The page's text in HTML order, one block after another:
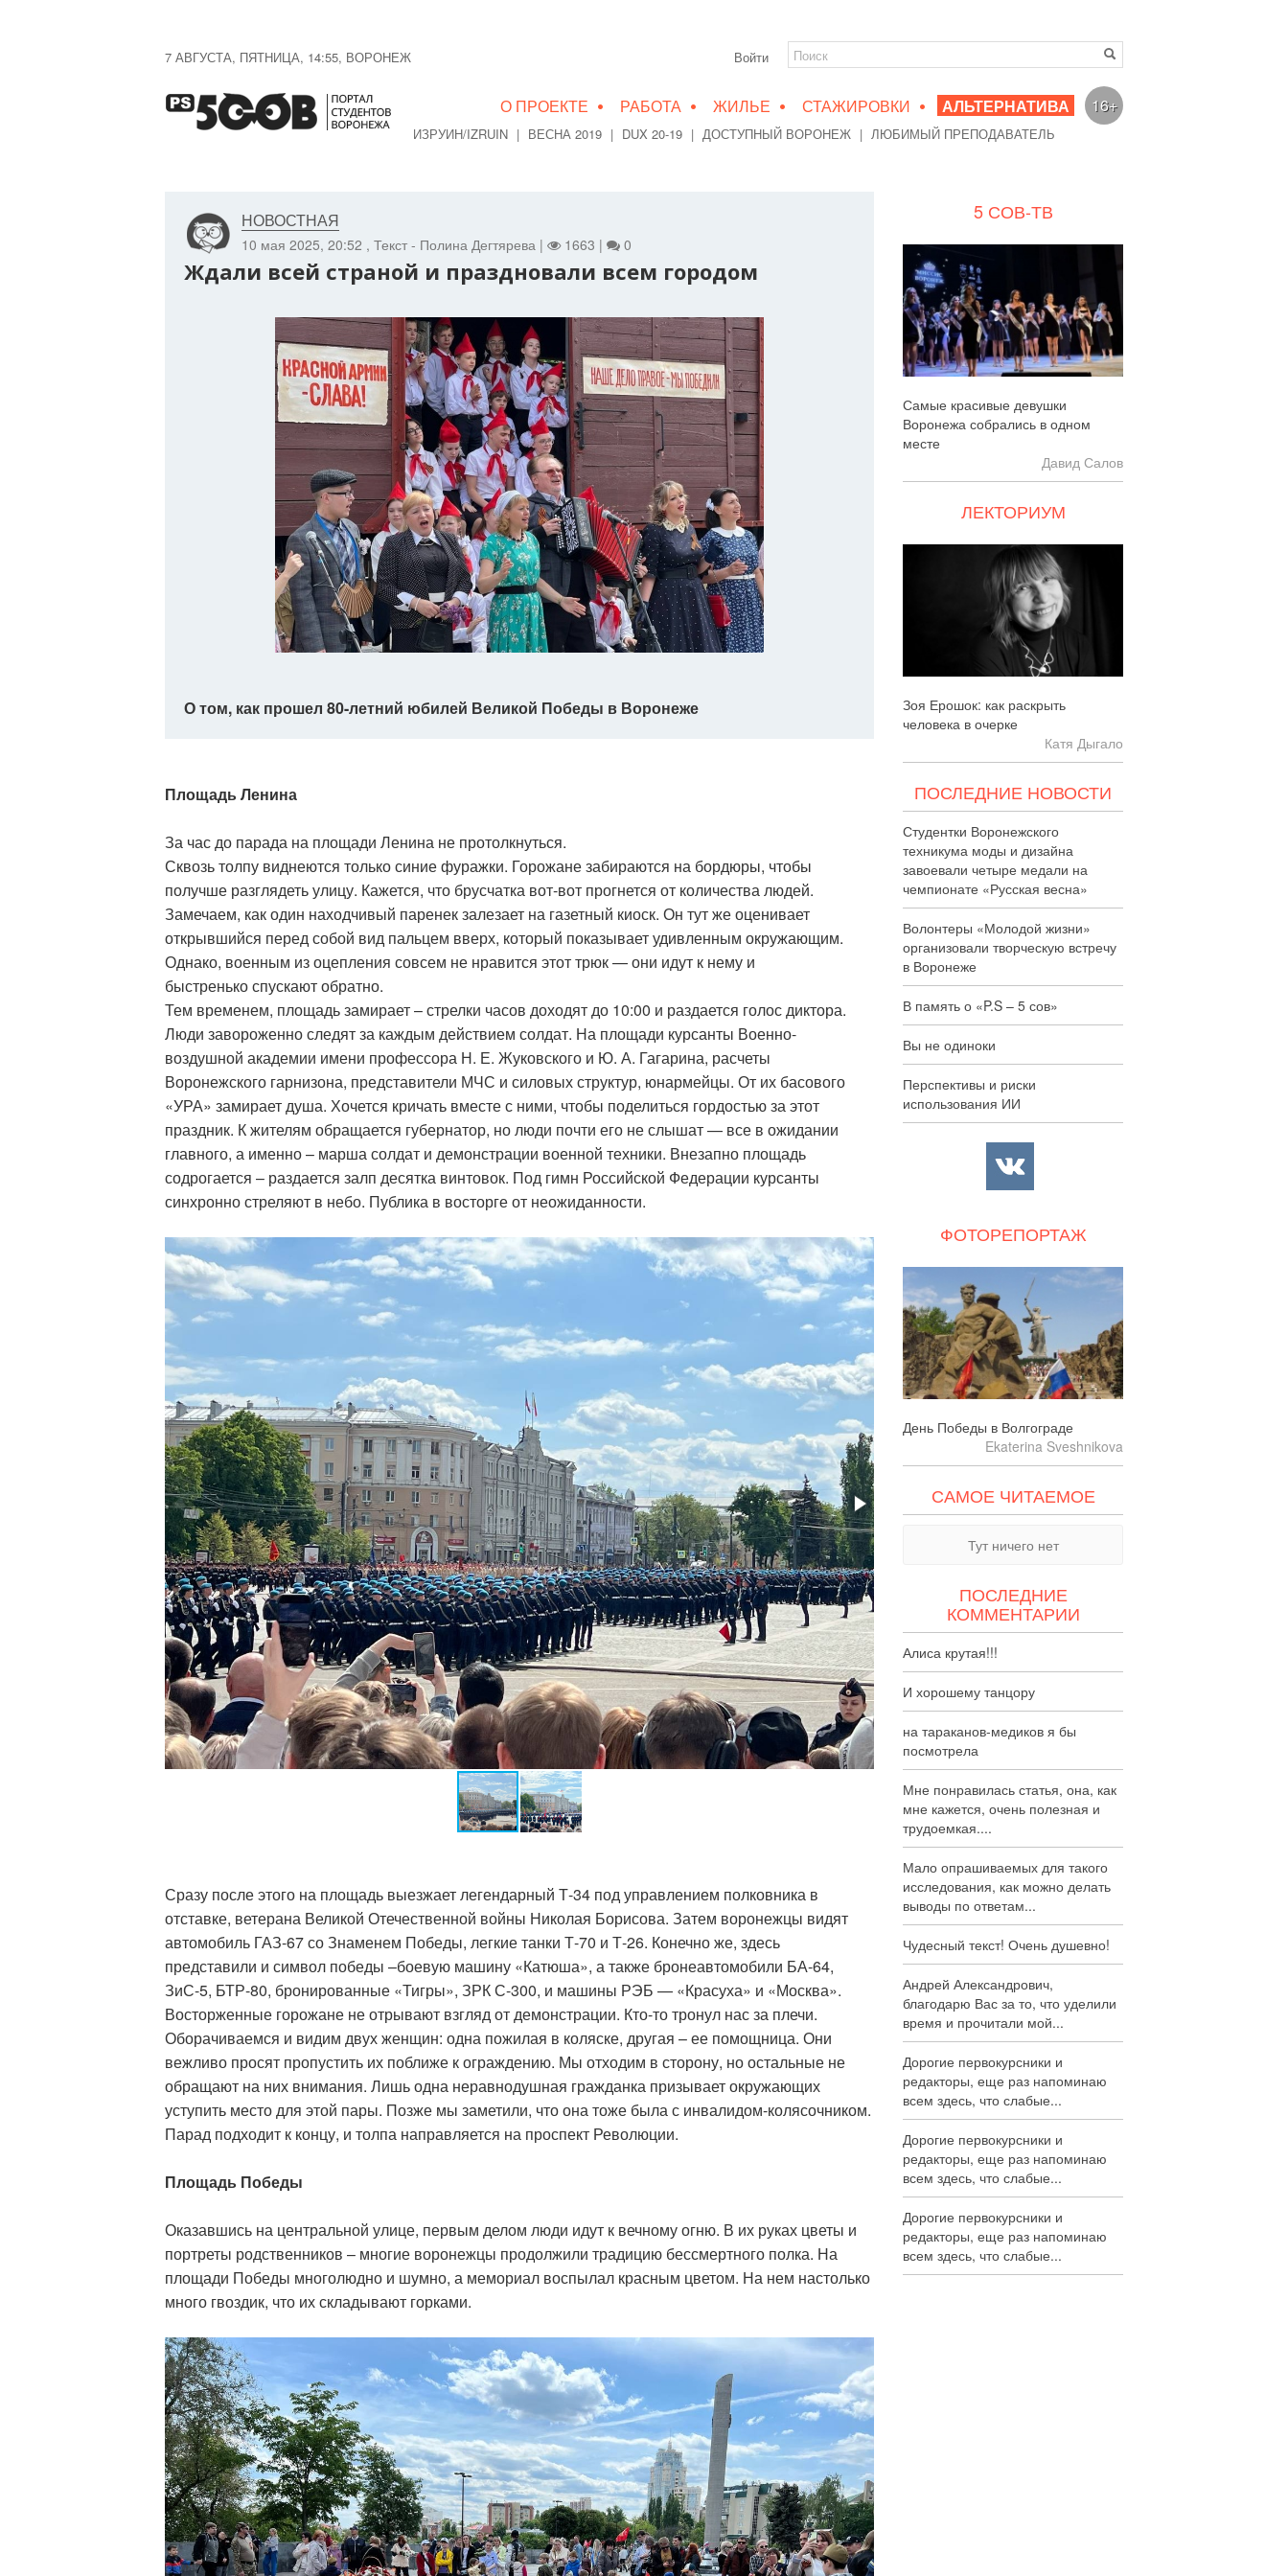
7 АВГУСТА, ПЯТНИЦА, 14:55, ВОРОНЕЖ Войти
О ПРОЕКТЕ • РАБОТА • ЖИЛЬЕ • СТАЖИРОВКИ • АЛЬТЕРНАТИВА
ИЗРУИН/IZRUIN | ВЕСНА 2019 | DUX 20-19 | ДОСТУПНЫЙ ВОРОНЕЖ | ЛЮБИМЫЙ ПРЕПОДАВАТЕЛЬ
16+
10 мая 2025, 20:52 , Текст - Полина Дегтярева | 1663 | 0
НОВОСТНАЯ
Ждали всей страной и праздновали всем городом
О том, как прошел 80-летний юбилей Великой Победы в Воронеже
Площадь Ленина
За час до парада на площади Ленина не протолкнуться.
Сквозь толпу виднеются только синие фуражки. Горожане забираются на бордюры, чтобы
получше разглядеть улицу. Кажется, что брусчатка вот-вот прогнется от количества людей.
Замечаем, как один находчивый паренек залезает на газетный киоск. Он тут же оценивает
открывшийся перед собой вид пальцем вверх, который показывает удивленным окружающим.
Однако, военным из оцепления совсем не нравится этот трюк — они идут к нему и
быстренько спускают обратно.
Тем временем, площадь замирает – стрелки часов доходят до 10:00 и раздается голос диктора.
Люди завороженно следят за каждым действием солдат. На площади курсанты Военно-
воздушной академии имени профессора Н. Е. Жуковского и Ю. А. Гагарина, расчеты
Воронежского гарнизона, представители МЧС и силовых структур, юнармейцы. От их басового
«УРА» замирает душа. Хочется кричать вместе с ними, чтобы поделиться гордостью за этот
праздник. К жителям обращается губернатор, но люди почти его не слышат — все в ожидании
главного, а именно – марша солдат и демонстрации военной техники. Внезапно площадь
содрогается – раздается залп десятка винтовок. Под гимн Российской Федерации курсанты
синхронно стреляют в небо. Публика в восторге от неожиданности.
Сразу после этого на площадь выезжает легендарный Т-34 под управлением полковника в
отставке, ветерана Великой Отечественной войны Николая Борисова. Затем воронежцы видят
автомобиль ГАЗ-67 со Знаменем Победы, легкие танки Т-70 и Т-26. Конечно же, здесь
представили и символ победы –боевую машину «Катюша», а также бронеавтомобили БА-64,
ЗиС-5, БТР-80, бронированные «Тигры», ЗРК С-300, и машины РЭБ — «Красуха» и «Москва».
Восторженные горожане не отрывают взгляд от демонстрации. Кто-то тронул нас за плечи.
Оборачиваемся и видим двух женщин: одна пожилая в коляске, другая – ее помощница. Они
вежливо просят пропустить их поближе к ограждению. Мы отходим в сторону, но остальные не
обращают на них внимания. Лишь одна неравнодушная гражданка призывает окружающих
уступить место для этой пары. Позже мы заметили, что она тоже была с инвалидом-колясочником.
Парад подходит к концу, и толпа направляется на проспект Революции.
Площадь Победы
Оказавшись на центральной улице, первым делом люди идут к вечному огню. В их руках цветы и
портреты родственников – многие воронежцы продолжили традицию бессмертного полка. На
площади Победы многолюдно и шумно, а мемориал воспылал красным цветом. На нем настолько
много гвоздик, что их складывают горками.
5 СОВ-ТВ
Самые красивые девушки
Воронежа собрались в одном
месте
Давид Салов
ЛЕКТОРИУМ
Зоя Ерошок: как раскрыть
человека в очерке
Катя Дыгало
ПОСЛЕДНИЕ НОВОСТИ
Студентки Воронежского
техникума моды и дизайна
завоевали четыре медали на
чемпионате «Русская весна»
Волонтеры «Молодой жизни»
организовали творческую встречу
в Воронеже
В память о «P.S – 5 сов»
Вы не одиноки
Перспективы и риски
использования ИИ
ФОТОРЕПОРТАЖ
День Победы в Волгограде
Ekaterina Sveshnikova
САМОЕ ЧИТАЕМОЕ
Тут ничего нет
ПОСЛЕДНИЕ
КОММЕНТАРИИ
Алиса крутая!!!
И хорошему танцору
на тараканов-медиков я бы
посмотрела
Мне понравилась статья, она, как
мне кажется, очень полезная и
трудоемкая....
Мало опрашиваемых для такого
исследования, как можно делать
выводы по ответам...
Чудесный текст! Очень душевно!
Андрей Александрович,
благодарю Вас за то, что уделили
время и прочитали мой...
Дорогие первокурсники и
редакторы, еще раз напоминаю
всем здесь, что слабые...
Дорогие первокурсники и
редакторы, еще раз напоминаю
всем здесь, что слабые...
Дорогие первокурсники и
редакторы, еще раз напоминаю
всем здесь, что слабые...